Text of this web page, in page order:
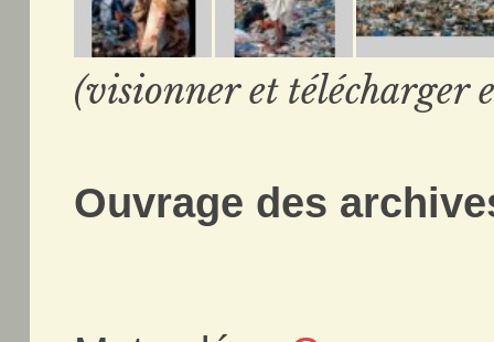
(visionner et télécharger
Ouvrage des